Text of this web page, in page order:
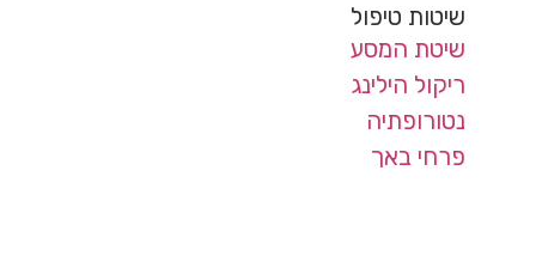
שיטות טיפול
שיטת המסע
ריקול הילינג
נטורופתיה
פרחי באך